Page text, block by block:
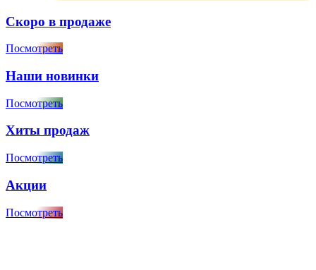
Скоро в продаже
Посмотреть
Наши новинки
Посмотреть
Хиты продаж
Посмотреть
Акции
Посмотреть